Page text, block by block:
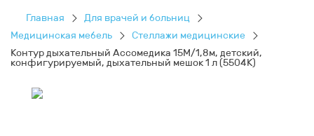
Главная
Для врачей и больниц
Медицинская мебель
Стеллажи медицинские
Контур дыхательный Ассомедика 15М/1,8м, детский,
конфигурируемый, дыхательный мешок 1 л (5504К)